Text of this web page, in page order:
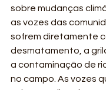
sobre mudanças
as vozes das
sofrem diretamente
desmatamento, a
a contaminação de
no campo. As vozes